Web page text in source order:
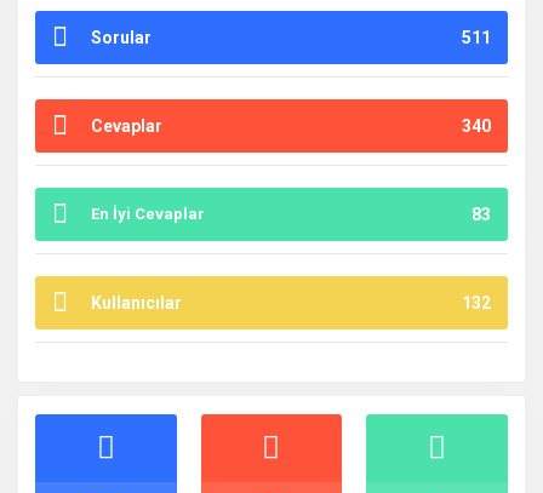
Sorular 511
Cevaplar 340
En İyi Cevaplar 83
Kullanıcılar 132
İstatistikler